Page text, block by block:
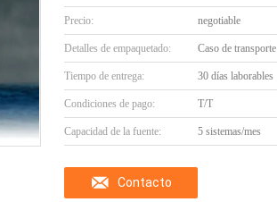
Precio: negotiable
Detalles de empaquetado: Caso de transporte
Tiempo de entrega: 30 días laborables
Condiciones de pago: T/T
Capacidad de la fuente: 5 sistemas/mes
Contacto